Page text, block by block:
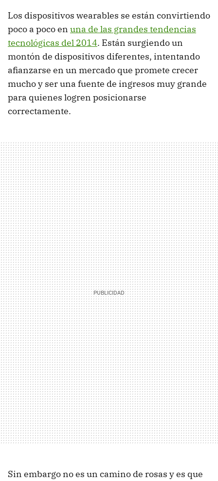
Los dispositivos wearables se están convirtiendo
poco a poco en una de las grandes tendencias
tecnológicas del 2014. Están surgiendo un
montón de dispositivos diferentes, intentando
afianzarse en un mercado que promete crecer
mucho y ser una fuente de ingresos muy grande
para quienes logren posicionarse
correctamente.
Sin embargo no es un camino de rosas y es que